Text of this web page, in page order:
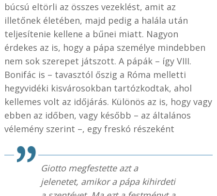
búcsú eltörli az összes vezeklést, amit az
illetőnek életében, majd pedig a halála után
teljesítenie kellene a bűnei miatt. Nagyon
érdekes az is, hogy a pápa személye mindebben
nem sok szerepet játszott. A pápák – így VIII.
Bonifác is – tavasztól őszig a Róma melletti
hegyvidéki kisvárosokban tartózkodtak, ahol
kellemes volt az időjárás. Különös az is, hogy vagy
ebben az időben, vagy később – az általános
vélemény szerint –, egy freskó részeként
Giotto megfestette azt a
jelenetet, amikor a pápa kihirdeti